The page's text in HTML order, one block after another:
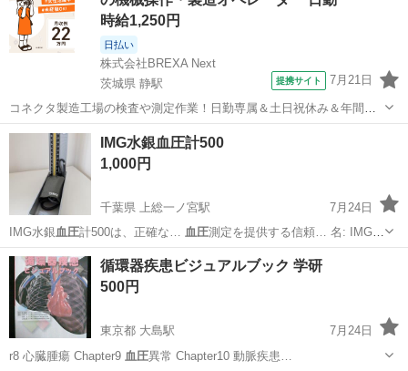
時給1,250円
日払い
株式会社BREXA Next
茨城県 静駅
提携サイト 7月21日
コネクタ製造工場の検査や測定作業！日勤専属＆土日祝休み＆年間休
日128日★クリーンルーム内作業★マイカー通勤OK＆無料駐車場あり
★就業先食堂利用可！日払い制度あり！《茨城県常陸大宮市》 人気の
工場のお仕事 ◇コネクタ製造工...
茨城 常陸大宮市 静駅 その他
IMG水銀血圧計500
1,000円
千葉県 上総一ノ宮駅
7月24日
IMG水銀血圧計500は、正確な… 血圧測定を提供する信頼… 名: IMG
水銀血圧計 500 - 付…
千葉 長生郡 上総一ノ宮駅 ダイエットグッズ
循環器疾患ビジュアルブック 学研
500円
東京都 大島駅
7月24日
r8 心臓腫瘍 Chapter9 血圧 異常 Chapter10 動脈疾患…